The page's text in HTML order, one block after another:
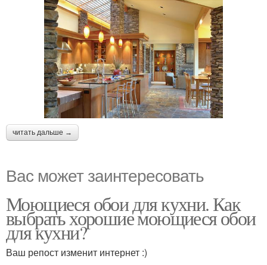
читать дальше →
Вас может заинтересовать
Моющиеся обои для кухни. Как
выбрать хорошие моющиеся обои
для кухни?
Ваш репост изменит интернет :)